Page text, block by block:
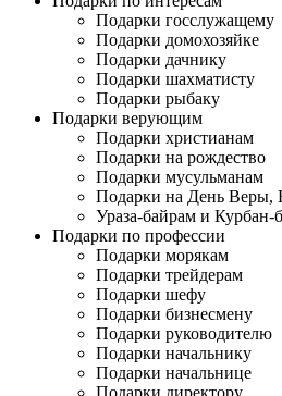
Подарки госслужащему
Подарки домохозяйке
Подарки дачнику
Подарки шахматисту
Подарки рыбаку
Подарки верующим
Подарки христианам
Подарки на рождество
Подарки мусульманам
Подарки на День
Ураза-байрам и Курбан-
Подарки по профессии
Подарки морякам
Подарки трейдерам
Подарки шефу
Подарки бизнесмену
Подарки руководителю
Подарки начальнику
Подарки начальнице
Подарки директору